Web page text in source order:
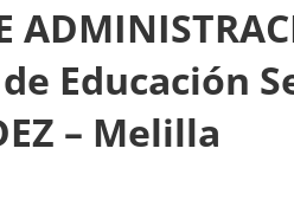
Educación
– Melilla